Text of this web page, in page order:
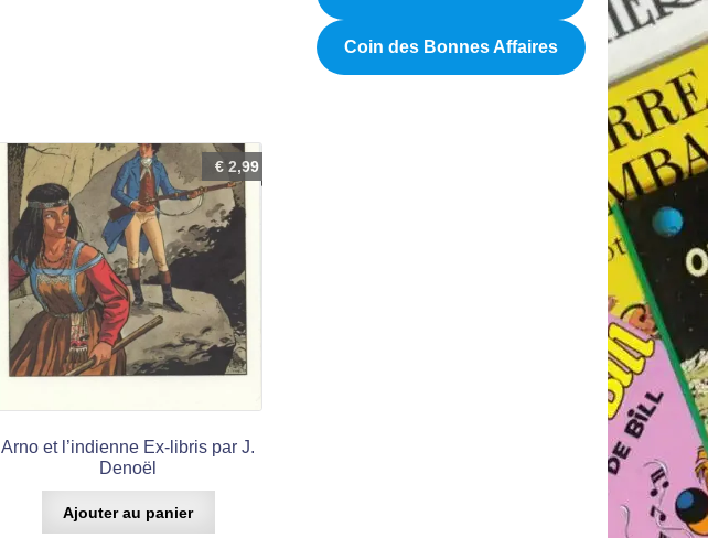
Arno et l’indienne Ex-libris par J.
Denoël
€ 2,99
Ajouter au panier
Coin des Bonnes Affaires